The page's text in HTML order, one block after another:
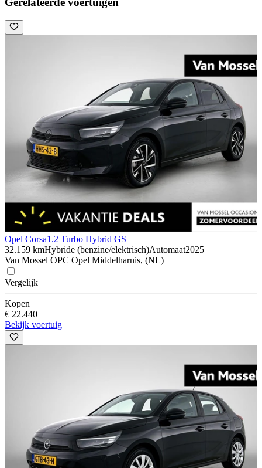
Opel Corsa1.2 Turbo Hybrid GS
32.159 kmHybride (benzine/elektrisch)Automaat2025
Van Mossel OPC Opel Middelharnis, (NL)
Vergelijk
Kopen
€ 22.440
Bekijk voertuig